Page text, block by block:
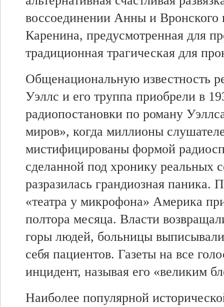
воссоединении Анны и Вронского
Каренина, предусмотренная для
традиционная трагическая для
Общенациональную известность
Уэллс и его труппа приобрели в
радиопостановки по роману
миров», когда миллионы
мистифицированы формой
сделанной под хронику реальных
разразилась грандиозная паника.
«театра у микрофона» Америка
полтора месяца. Власти
горы людей, больницы
себя пациентов. Газеты на все
инцидент, называя его «великим
Наиболее популярной